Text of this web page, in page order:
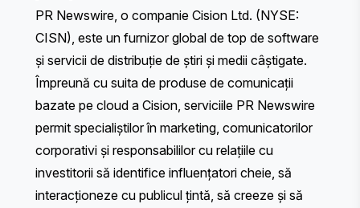
PR Newswire, o companie Cision Ltd. (NYSE:
CISN), este un furnizor global de top de software
și servicii de distribuție de știri și medii câștigate.
Împreună cu suita de produse de comunicații
bazate pe cloud a Cision, serviciile PR Newswire
permit specialiștilor în marketing, comunicatorilor
corporativi și responsabililor cu relațiile cu
investitorii să identifice influențatori cheie, să
interacționeze cu publicul țintă, să creeze și să